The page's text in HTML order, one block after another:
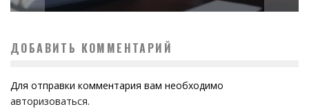
ДОБАВИТЬ КОММЕНТАРИЙ
Для отправки комментария вам необходимо
авторизоваться.